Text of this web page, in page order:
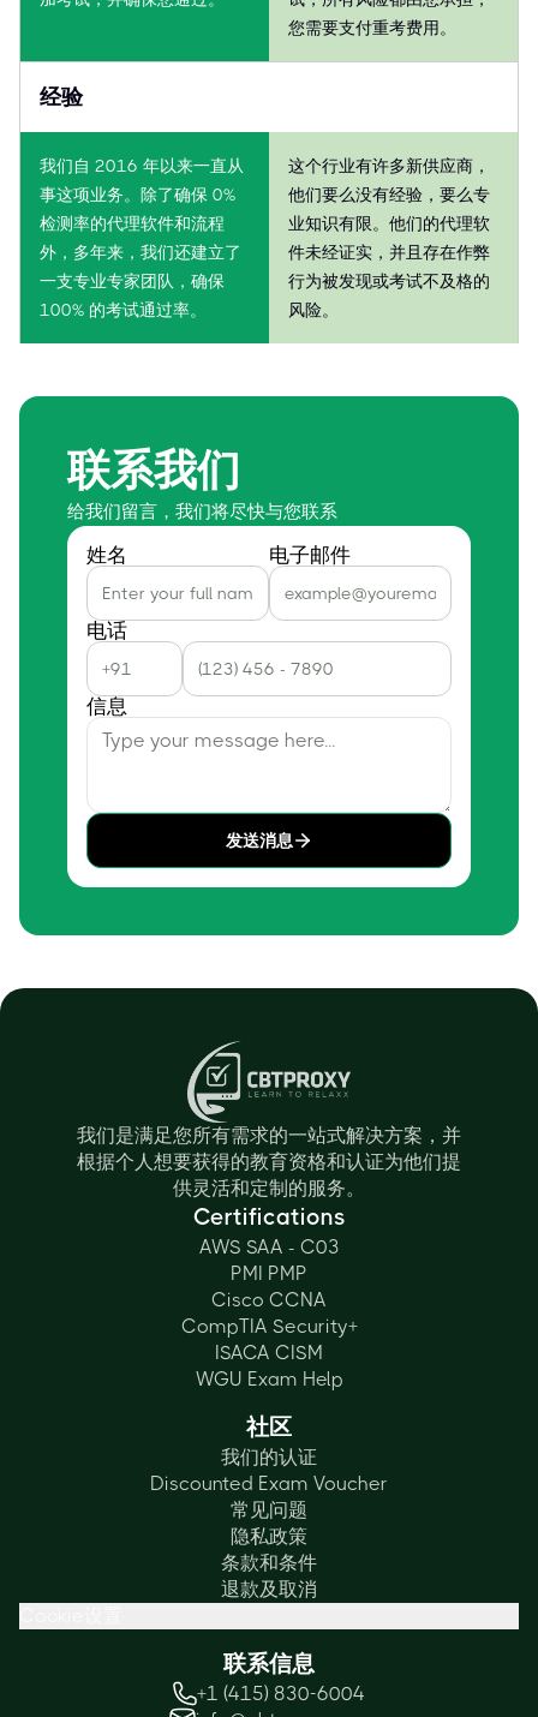
您需要支付重考费用。
经验
我们自 2016 年以来一直从
事这项业务。除了确保 0%
检测率的代理软件和流程
外，多年来，我们还建立了
一支专业专家团队，确保
100% 的考试通过率。
这个行业有许多新供应商，
他们要么没有经验，要么专
业知识有限。他们的代理软
件未经证实，并且存在作弊
行为被发现或考试不及格的
风险。
联系我们
给我们留言，我们将尽快与您联系
姓名 电子邮件
电话
信息
发送消息
我们是满足您所有需求的一站式解决方案，并
根据个人想要获得的教育资格和认证为他们提
供灵活和定制的服务。
Certifications
AWS SAA - C03
PMI PMP
Cisco CCNA
CompTIA Security+
ISACA CISM
WGU Exam Help
社区
我们的认证
Discounted Exam Voucher
常见问题
隐私政策
条款和条件
退款及取消
联系信息
+1 (415) 830-6004